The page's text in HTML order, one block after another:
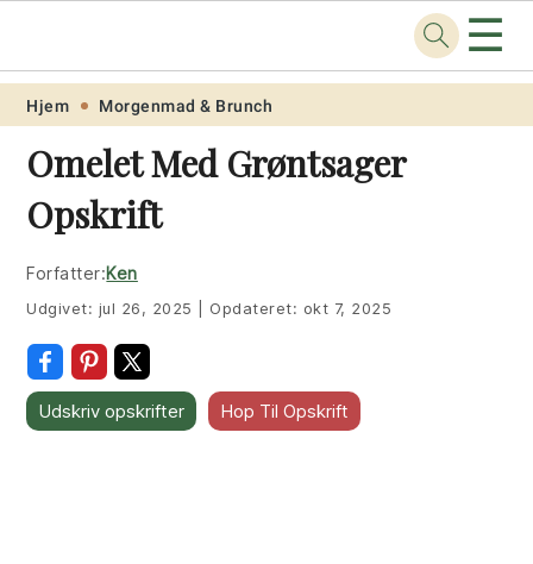
Skip
primary
navigation
Skip
main
content
Skip
primary
sidebar
Skip
footer
Opskrift.net ☰
Hjem Morgenmad & Brunch
Omelet Med Grøntsager
Opskrift
Forfatter:Ken
Udgivet: jul 26, 2025 Opdateret: okt 7, 2025
Udskriv opskrifter Hop Til Opskrift